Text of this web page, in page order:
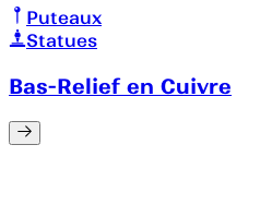
Puteaux
Statues
Bas-Relief en Cuivre